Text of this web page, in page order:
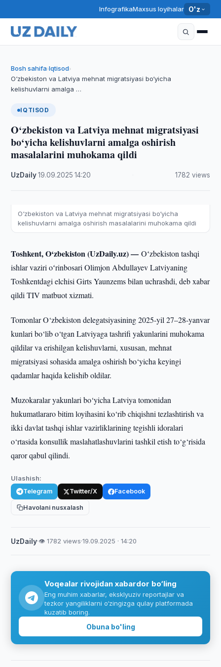
InfografikaMaxsus loyihalar O'z
Bosh sahifa›Iqtisod›
O‘zbekiston va Latviya mehnat migratsiyasi bo‘yicha
kelishuvlarni amalga …
IQTISOD
O‘zbekiston va Latviya mehnat migratsiyasi
bo‘yicha kelishuvlarni amalga oshirish
masalalarini muhokama qildi
UzDaily·19.09.2025 ·14:20 1782 views
O‘zbekiston va Latviya mehnat migratsiyasi bo‘yicha
kelishuvlarni amalga oshirish masalalarini muhokama qildi
Toshkent, O‘zbekiston (UzDaily.uz) —Oʻzbekiston tashqi
ishlar vaziri oʻrinbosari Olimjon Abdullayev Latviyaning
Toshkentdagi elchisi Girts Yaunzems bilan uchrashdi, deb xabar
qildi TIV matbuot xizmati.
Tomonlar O‘zbekiston delegatsiyasining 2025-yil 27–28-yanvar
kunlari bo‘lib o‘tgan Latviyaga tashrifi yakunlarini muhokama
qildilar va erishilgan kelishuvlarni, xususan, mehnat
migratsiyasi sohasida amalga oshirish bo‘yicha keyingi
qadamlar haqida kelishib oldilar.
Muzokaralar yakunlari bo‘yicha Latviya tomonidan
hukumatlararo bitim loyihasini ko‘rib chiqishni tezlashtirish va
ikki davlat tashqi ishlar vazirliklarining tegishli idoralari
o‘rtasida konsullik maslahatlashuvlarini tashkil etish to‘g‘risida
qaror qabul qilindi.
Ulashish:
Telegram Twitter/X Facebook
Havolani nusxalash
UzDaily·👁 1782 views·19.09.2025 · 14:20
Voqealar rivojidan xabardor bo‘ling
Eng muhim xabarlar, eksklyuziv reportajlar va
tezkor yangiliklarni o‘zingizga qulay platformada
kuzatib boring.
Obuna bo'ling